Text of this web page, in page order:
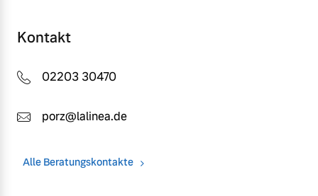
Kontakt
02203 30470
porz@lalinea.de
Alle Beratungskontakte